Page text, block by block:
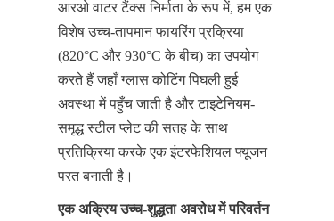
आरओ वाटर टैंक्स निर्माता के रूप में, हम एक
विशेष उच्च-तापमान फायरिंग प्रक्रिया
(820°C और 930°C के बीच) का उपयोग
करते हैं जहाँ ग्लास कोटिंग पिघली हुई
अवस्था में पहुँच जाती है और टाइटेनियम-
समृद्ध स्टील प्लेट की सतह के साथ
प्रतिक्रिया करके एक इंटरफेशियल फ्यूजन
परत बनाती है।
एक अक्रिय उच्च-शुद्धता अवरोध में परिवर्तन